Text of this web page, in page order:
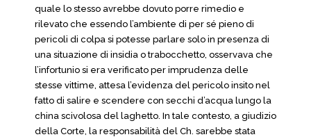
quale lo stesso avrebbe dovuto porre rimedio e
rilevato che essendo l’ambiente di per sé pieno di
pericoli di colpa si potesse parlare solo in presenza di
una situazione di insidia o trabocchetto, osservava che
l’infortunio si era verificato per imprudenza delle
stesse vittime, attesa l’evidenza del pericolo insito nel
fatto di salire e scendere con secchi d’acqua lungo la
china scivolosa del laghetto. In tale contesto, a giudizio
della Corte, la responsabilità del Ch. sarebbe stata